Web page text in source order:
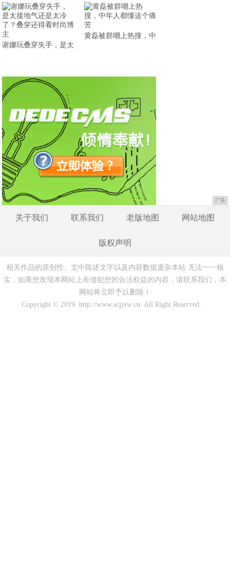
谢娜玩叠穿失手，是太
黄磊被群嘲上热搜，中
广告
关于我们 联系我们 老版地图 网站地图
版权声明
相关作品的原创性、文中陈述文字以及内容数据庞杂本站 无法一一核
实，如果您发现本网站上有侵犯您的合法权益的内容，请联系我们，本
网站将立即予以删除！
Copyright © 2019 http://www.scjjxw.cn All Right Reserved.